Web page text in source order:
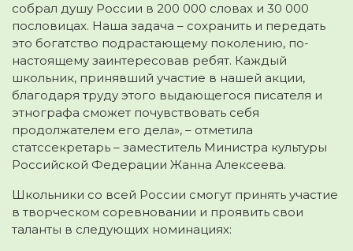
собрал душу России в 200 000 словах и 30 000
пословицах. Наша задача – сохранить и передать
это богатство подрастающему поколению, по-
настоящему заинтересовав ребят. Каждый
школьник, принявший участие в нашей акции,
благодаря труду этого выдающегося писателя и
этнографа сможет почувствовать себя
продолжателем его дела», – отметила
статссекретарь – заместитель Министра культуры
Российской Федерации Жанна Алексеева.
Школьники со всей России смогут принять участие
в творческом соревновании и проявить свои
таланты в следующих номинациях: